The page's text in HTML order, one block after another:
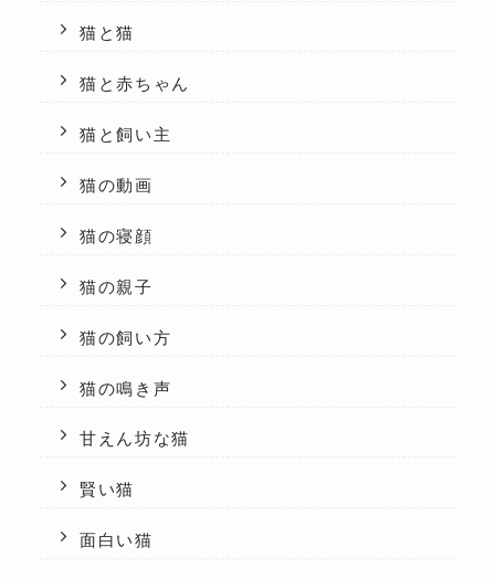
猫と猫
猫と赤ちゃん
猫と飼い主
猫の動画
猫の寝顔
猫の親子
猫の飼い方
猫の鳴き声
甘えん坊な猫
賢い猫
面白い猫